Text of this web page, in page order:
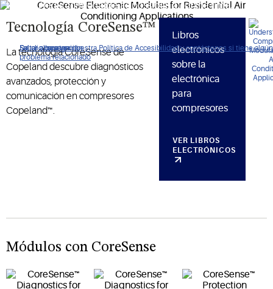
De clic para ver nuestra Política de Accesibilidad y contáctenos si tiene algún
problema relacionado
Saltar a navegación
Saltar al contenido
Saltar a buscar
that you’re as comfortable as possible, all of the time.
Tecnología CoreSense™
La tecnología CoreSense de
Copeland descubre diagnósticos
avanzados, protección y
comunicación en compresores
Copeland™.
Libros
electrónicos
sobre la
electrónica
para
compresores
VER LIBROS
ELECTRÓNICOS
Módulos con CoreSense